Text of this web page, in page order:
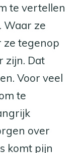
te vertellen
Waar ze
ze tegenop
zijn. Dat
Voor veel
te
over
komt pijn